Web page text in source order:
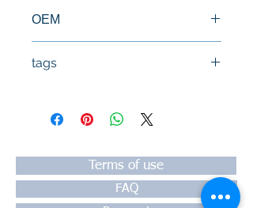
ΟΕΜ
tags
#Κυλινδροκεφαλή #Κεφαλάρι
#TPTOPLINE
Terms of use
FAQ